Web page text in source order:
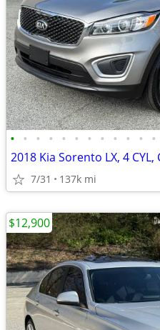
• • • • • • • • • • • •
7/31 137k mi
$12,900